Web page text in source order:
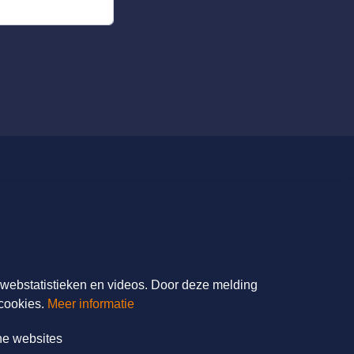
E:info@filmservice.nl
en videos. Door deze melding
Meer informatie
websites